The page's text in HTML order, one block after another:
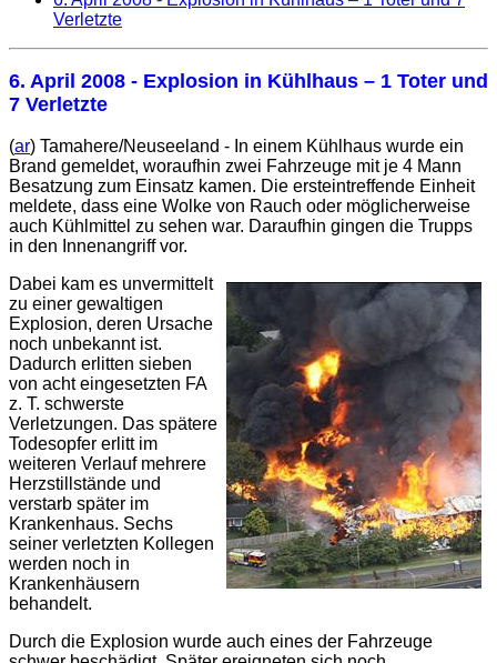
Verletzte
6. April 2008 - Explosion in Kühlhaus – 1 Toter und
7 Verletzte
(ar) Tamahere/Neuseeland - In einem Kühlhaus wurde ein
Brand gemeldet, woraufhin zwei Fahrzeuge mit je 4 Mann
Besatzung zum Einsatz kamen. Die ersteintreffende Einheit
meldete, dass eine Wolke von Rauch oder möglicherweise
auch Kühlmittel zu sehen war. Daraufhin gingen die Trupps
in den Innenangriff vor.
Dabei kam es unvermittelt
zu einer gewaltigen
Explosion, deren Ursache
noch unbekannt ist.
Dadurch erlitten sieben
von acht eingesetzten FA
z. T. schwerste
Verletzungen. Das spätere
Todesopfer erlitt im
weiteren Verlauf mehrere
Herzstillstände und
verstarb später im
Krankenhaus. Sechs
seiner verletzten Kollegen
werden noch in
Krankenhäusern
behandelt.
Durch die Explosion wurde auch eines der Fahrzeuge